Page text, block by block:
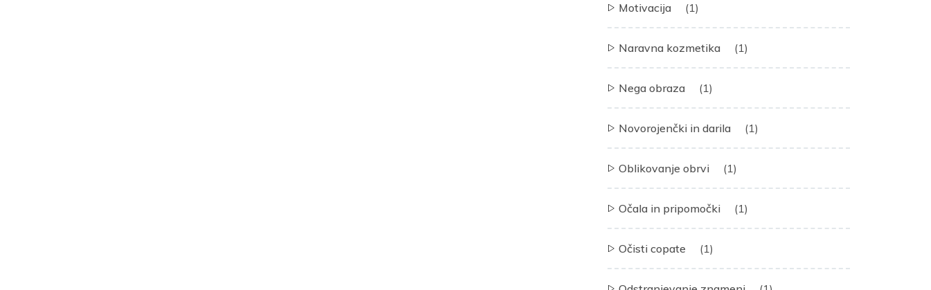
Motivacija (1)
Naravna kozmetika (1)
Nega obraza (1)
Novorojenčki in darila (1)
Oblikovanje obrvi (1)
Očala in pripomočki (1)
Očisti copate (1)